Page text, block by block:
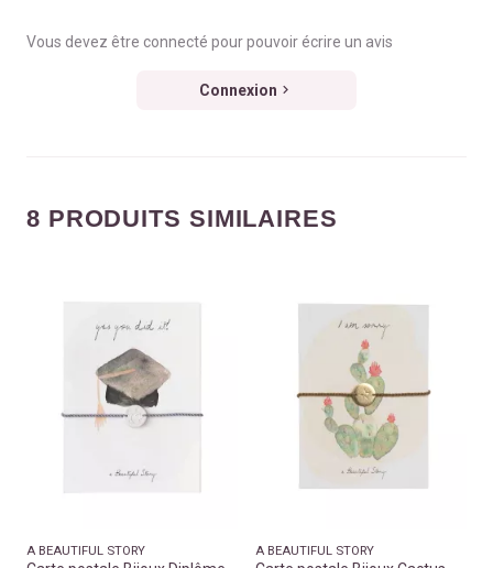
Vous devez être connecté pour pouvoir écrire un avis
Connexion
8 PRODUITS SIMILAIRES
A BEAUTIFUL STORY A BEAUTIFUL STORY